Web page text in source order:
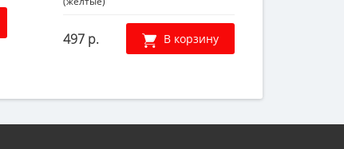
497 р. В корзину